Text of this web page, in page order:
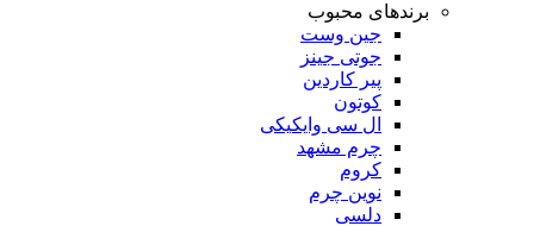
برندهای محبوب
جین وست
جوتی جینز
پیر کاردین
کوتون
ال سی وایکیکی
چرم مشهد
کروم
نوین چرم
دلسی